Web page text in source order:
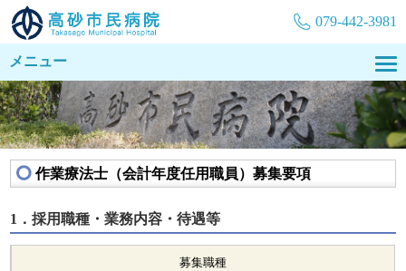
079-442-3981
メニュー
作業療法士（会計年度任用職員）募集要項
1．採用職種・業務内容・待遇等
募集職種